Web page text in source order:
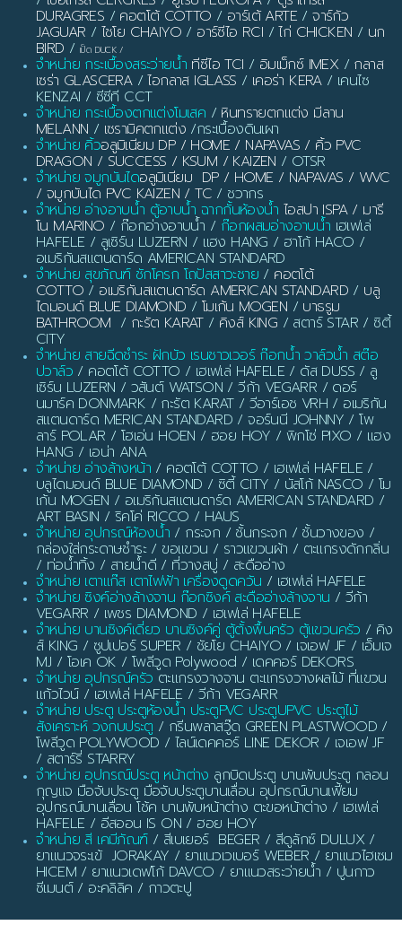
DURAGRES / คอตโต้ COTTO / อาร์เต้ ARTE /จาร์กัว
JAGUAR / ไชโย CHAIYO / อาร์ซีไอ RCI /ไก่ CHICKEN / นก
BIRD / เป็ด DUCK /
จำหน่าย กระเบื้องสระว่ายน้ำ ทีซีไอ TCI / อิมเม็กซ์ IMEX/ กลาส
เซร่า GLASCERA/ไอกลาส IGLASS / เคอร่า KERA/ เคนไซ
KENZAI / ซีซีที CCT
จำหน่าย กระเบื้องตกแต่งโมเสค / หินทรายตกแต่ง มีลาน
MELANN / เซรามิคตกแต่ง /กระเบื้องดินเผา
จำหน่าย คิ้วอลูมิเนียม DP / HOME / NAPAVAS / คิ้ว PVC
DRAGON / SUCCESS / KSUM / KAIZEN / OTSR
จำหน่าย จมูกบันไดอลูมิเนียม DP / HOME / NAPAVAS / WVC
/ จมูกบันได PVC KAIZEN / TC / ชวากร
จำหน่าย อ่างอาบน้ำ ตู้อาบน้ำ ฉากกั้นห้องน้ำ ไอสปา ISPA / มารี
โน MARINO / ก๊อกอ่างอาบน้ำ / ก๊อกผสมอ่างอาบน้ำ เฮเฟเล่
HAFELE / ลูเซิร์น LUZERN / แฮง HANG / ฮาโก้ HACO /
อเมริกันสแตนดาร์ด AMERICAN STANDARD
จำหน่าย สุขภัณฑ์ ชักโครก โถปัสสาวะชาย / คอตโต้
COTTO / อเมริกันสแตนดาร์ด AMERICAN STANDARD / บลู
ไดมอนด์ BLUE DIAMOND / โมเก้น MOGEN / บาธรูม
BATHROOM / กะรัต KARAT/ คิงส์ KING / สตาร์ STAR / ซิตี้
CITY
จำหน่าย สายฉีดชำระ ฝักบัว เรนชาวเวอร์ ก๊อกน้ำ วาล์วน้ำ สต๊อ
ปวาล์ว / คอตโต้ COTTO / เฮเฟเล่ HAFELE / ดัส DUSS / ลู
เซิร์น LUZERN / วสันต์ WATSON / วีก้า VEGARR / ดอร์
นมาร์ค DONMARK / กะรัต KARAT / วีอาร์เอช VRH / อเมริกัน
สแตนดาร์ด MERICAN STANDARD / จอร์นนี JOHNNY / โพ
ลาร์ POLAR / โฮเอ่น HOEN / ฮอย HOY / พิกโซ่ PIXO / แฮง
HANG / เอน่า ANA
จำหน่าย อ่างล้างหน้า / คอตโต้ COTTO / เฮเฟเล่ HAFELE /
บลูไดมอนด์ BLUE DIAMOND / ซิตี้ CITY / นัสโก้ NASCO / โม
เก้น MOGEN / อเมริกันสแตนดาร์ด AMERICAN STANDARD /
ART BASIN / ริคโค่ RICCO / HAUS
จำหน่าย อุปกรณ์ห้องน้ำ / กระจก / ชั้นกระจก / ชั้นวางของ /
กล่องใส่กระดาษชำระ / ขอแขวน / ราวแขวนผ้า / ตะแกรงดักกลิ่น
/ ท่อน้ำทิ้ง / สายน้ำดี / ที่วางสบู่ / สะดืออ่าง
จำหน่าย เตาแก๊ส เตาไฟฟ้า เครื่องดูดควัน / เฮเฟเล่ HAFELE
จำหน่าย ซิงค์อ่างล้างจาน ก๊อกซิงค์ สะดืออ่างล้างจาน / วีก้า
VEGARR / เพชร DIAMOND / เฮเฟเล่ HAFELE
จำหน่าย บานซิงค์เดี่ยว บานซิงค์คู่ ตู้ตั้งพื้นครัว ตู้แขวนครัว / คิง
ส์ KING / ซูปเปอร์ SUPER / ชัยโย CHAIYO / เจเอฟ JF / เอ็มเจ
MJ / โอเค OK / โพลีวูด Polywood / เดคคอร์ DEKORS
จำหน่าย อุปกรณ์ครัว ตะแกรงวางจาน ตะแกรงวางผลไม้ ที่แขวน
แก้วไวน์ / เฮเฟเล่ HAFELE / วีก้า VEGARR
จำหน่าย ประตู ประตูห้องน้ำ ประตูPVC ประตูUPVC ประตูไม้
สังเคราะห์ วงกบประตู / กรีนพลาสวู๊ด GREEN PLASTWOOD /
โพลีวูด POLYWOOD / ไลน์เดคคอร์ LINE DEKOR / เจเอฟ JF
/ สตาร์รี่ STARRY
จำหน่าย อุปกรณ์ประตู หน้าต่าง ลูกบิดประตู บานพับประตู กลอน
กุญแจ มือจับประตู มือจับประตูบานเลื่อน อุปกรณ์บานเฟี้ยม
อุปกรณ์บานเลื่อน โช้ค บานพับหน้าต่าง ตะขอหน้าต่าง / เฮเฟเล่
HAFELE / อีสออน IS ON / ฮอย HOY
จำหน่าย สี เคมีภัณฑ์/ สีเบเยอร์ BEGER / สีดูลักซ์ DULUX /
ยาแนวจระเข้ JORAKAY / ยาแนวเวเบอร์ WEBER / ยาแนวไฮเซม
HICEM / ยาแนวเดฟโก้ DAVCO / ยาแนวสระว่ายน้ำ / ปูนกาว
ซีเมนต์ / อะคลิลิค / กาวตะปู